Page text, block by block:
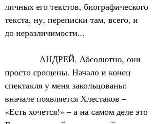
личных его текстов, биографического
текста, ну, переписки там, всего, и
до неразличимости...
АНДРЕЙ. Абсолютно, они
просто срощены. Начало и конец
спектакля у меня закольцованы:
вначале появляется Хлестаков –
«Есть хочется!» – а на самом деле это